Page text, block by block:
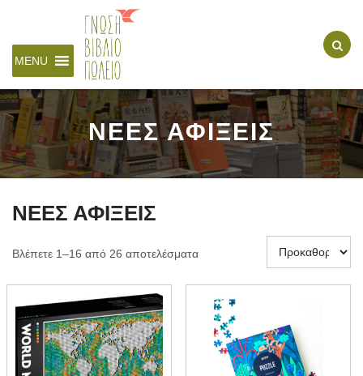
MENU
ΝΕΕΣ ΑΦΙΞΕΙΣ
ΝΕΕΣ ΑΦΙΞΕΙΣ
Βλέπετε 1–16 από 26 αποτελέσματα